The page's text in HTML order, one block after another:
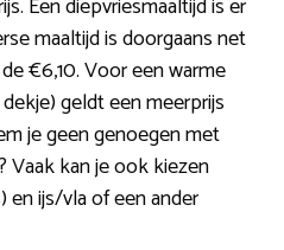
maaltijd is doorgaans net
€6,10. Voor een warme
geldt een meerprijs
je geen genoegen met
kan je ook kiezen
en ijs/vla of een ander